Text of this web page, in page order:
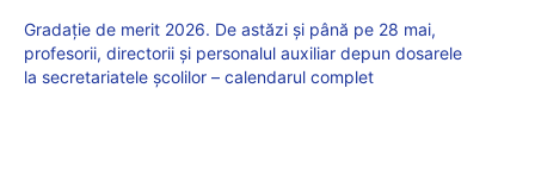
Gradație de merit 2026. De astăzi și până pe 28 mai,
profesorii, directorii și personalul auxiliar depun dosarele
la secretariatele școlilor – calendarul complet